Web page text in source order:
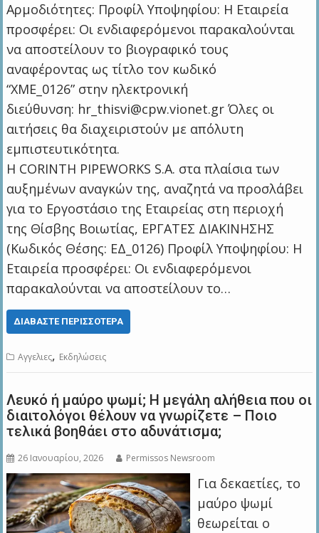
Αρμοδιότητες: Προφίλ Υποψηφίου: Η Εταιρεία
προσφέρει: Οι ενδιαφερόμενοι παρακαλούνται
να αποστείλουν το βιογραφικό τους
αναφέροντας ως τίτλο τον κωδικό
“ΧΜΕ_0126” στην ηλεκτρονική
διεύθυνση: hr_thisvi@cpw.vionet.gr Όλες οι
αιτήσεις θα διαχειριστούν με απόλυτη
εμπιστευτικότητα.
H CORINTH PIPEWORKS S.A. στα πλαίσια των
αυξημένων αναγκών της, αναζητά να προσλάβει
για το Εργοστάσιο της Εταιρείας στη περιοχή
της Θίσβης Βοιωτίας, ΕΡΓΑΤΕΣ ΔΙΑΚΙΝΗΣΗΣ
(Κωδικός Θέσης: ΕΔ_0126) Προφίλ Υποψηφίου: Η
Εταιρεία προσφέρει: Οι ενδιαφερόμενοι
παρακαλούνται να αποστείλουν το…
ΔΙΑΒΆΣΤΕ ΠΕΡΙΣΣΌΤΕΡΑ
Αγγελιες, Εκδηλώσεις
Λευκό ή μαύρο ψωμί; Η μεγάλη αλήθεια που οι
διαιτολόγοι θέλουν να γνωρίζετε – Ποιο
τελικά βοηθάει στο αδυνάτισμα;
26 Ιανουαρίου, 2026 Permissos Newsroom
Για δεκαετίες, το
μαύρο ψωμί
θεωρείται ο